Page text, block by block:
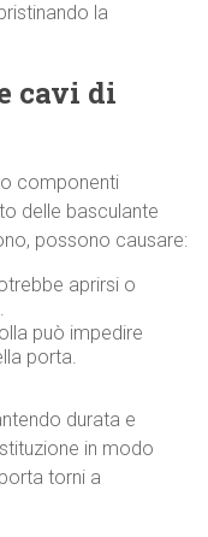
la
cavi di
componenti
delle basculante
possono causare:
aprirsi o
può impedire
porta.
durata e
in modo
torni a